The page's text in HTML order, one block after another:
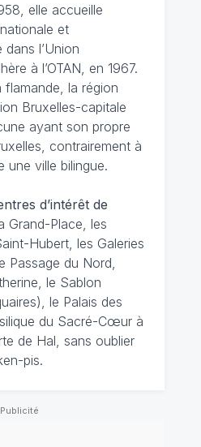
elle accueille
et
l’Union
à l’OTAN, en 1967.
flamande, la région
Bruxelles-capitale
ayant son propre
contrairement à
une ville bilingue.
d’intérêt de
Grand-Place, les
Hubert, les Galeries
Passage du Nord,
le Sablon
le Palais des
du Sacré-Cœur à
de Hal, sans oublier
pis.